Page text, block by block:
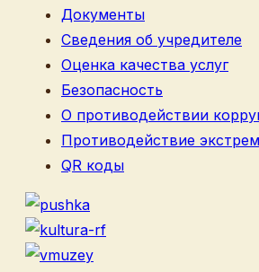
Документы
Сведения об учредителе
Оценка качества услуг
Безопасность
О противодействии
Противодействие
QR коды